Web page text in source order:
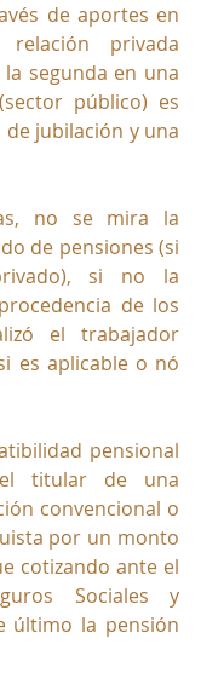
de aportes en
privada
segunda en una
público) es
jubilación y una
no se mira la
de pensiones (si
si no la
de los
el trabajador
es aplicable o nó
pensional
titular de una
convencional o
por un monto
cotizando ante el
Sociales y
último la pensión